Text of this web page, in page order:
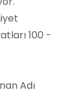
100 -
Adı